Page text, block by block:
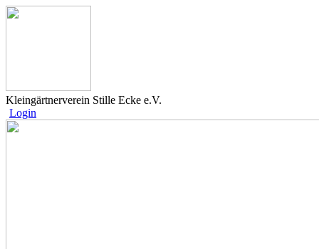
Kleingärtnerverein Stille Ecke e.V.
Login